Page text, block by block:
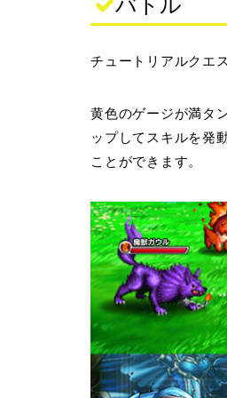
バトル
チュートリアルクエ
黄色のゲージが満タ
ップしてスキルを発
ことができます。